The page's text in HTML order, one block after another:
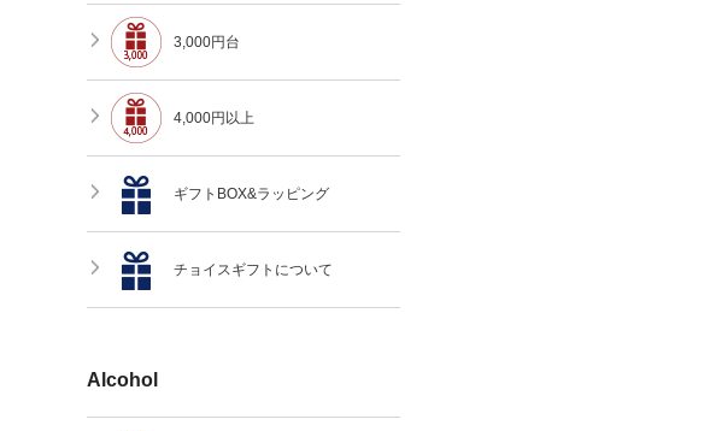
3,000円台
4,000円以上
ギフトBOX&ラッピング
チョイスギフトについて
Alcohol